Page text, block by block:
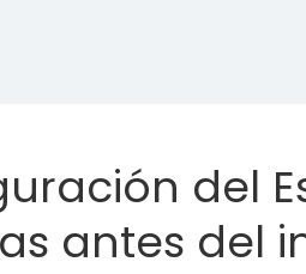
del
antes del